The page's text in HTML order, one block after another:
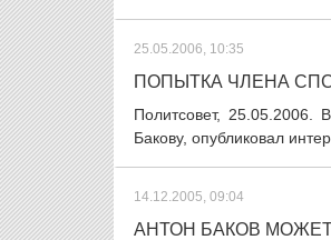
25.05.2006, 10:35
ПОПЫТКА ЧЛЕНА
Политсовет, 25.05.2006.
Бакову, опубликовал
14.12.2005, 09:04
АНТОН БАКОВ